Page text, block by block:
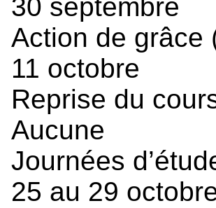
30 septembre
Action de grâce
11 octobre
Reprise du
Aucune
Journées
25 au 29